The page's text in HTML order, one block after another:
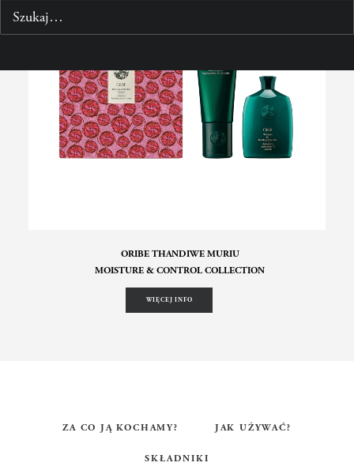
ORIBE THANDIWE MURIU
MOISTURE & CONTROL COLLECTION
WIĘCEJ INFO
ZA CO JĄ KOCHAMY? JAK UŻYWAĆ?
SKŁADNIKI